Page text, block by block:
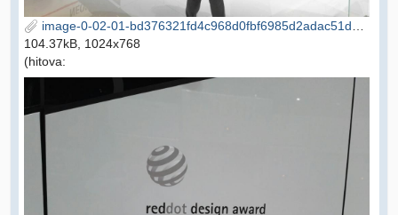
image-0-02-01-bd376321fd4c968d0fbf6985d2adac51d10fad2297d1e5721b895802b9b11185-V.jpg
104.37kB, 1024x768
(hitova: